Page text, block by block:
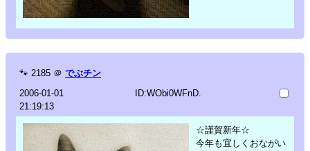
🐾 2185 ＠ でぶチン
2006-01-01
21:19:13
ID:WObi0WFnD.
☆謹賀新年☆
今年も宜しくおながい